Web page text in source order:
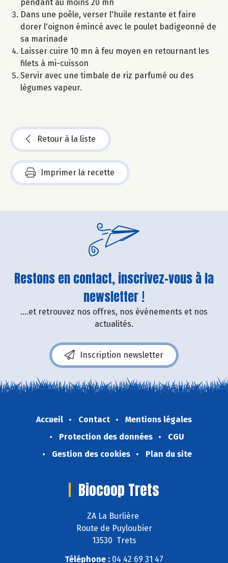
pendant au moins 20 mn
Dans une poêle, verser l'huile restante et faire
dorer l'oignon émincé avec le poulet badigeonné de
sa marinade
Laisser cuire 10 mn à feu moyen en retournant les
filets à mi-cuisson
Servir avec une timbale de riz parfumé ou des
légumes vapeur.
Retour à la liste
Imprimer la recette
Restons en contact, inscrivez-vous à la
newsletter !
....et retrouvez nos offres, nos événements et nos
actualités.
Inscription newsletter
Accueil Contact
Mentions légales
Protection des données
CGU
Gestion des cookies
Plan du site
Biocoop Trets
ZA La Burlière
Route de Puyloubier
13530 Trets
Téléphone : 04 42 69 31 47